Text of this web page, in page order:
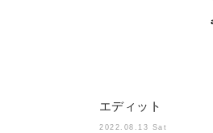
エディット
2022.08.13 Sat